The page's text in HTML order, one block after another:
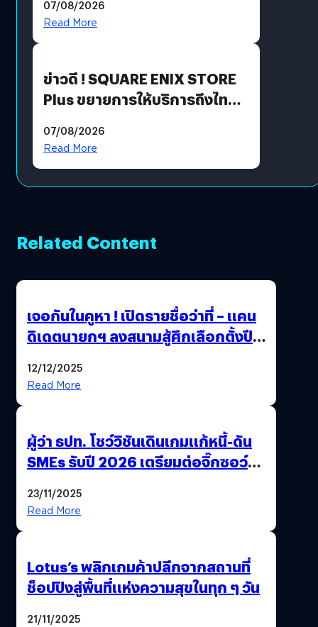
07/08/2026
Read More
ข่าวดี ! SQUARE ENIX STORE
Plus ขยายการให้บริการถึงไทย
โดยตรง
07/08/2026
Read More
Related Content
เจอกันในคูหา ! เปิดรายชื่อว่าที่ – แคน
ดิเดตนายกฯ ลงสนามสู้ศึกเลือกตั้งปี
12/12/2025
Read More
ผู้ว่า ธปท. โชว์วิชันเดินเกมแก้หนี้-ดัน
SMEs รับปี 2026 เตรียมต่อจิ๊กซอว์
23/11/2025
Read More
Lotus’s พลิกเกมค้าปลีกจากสถานที่
ช็อปปิงสู่พื้นที่แห่งความสุขในทุก ๆ วัน
21/11/2025